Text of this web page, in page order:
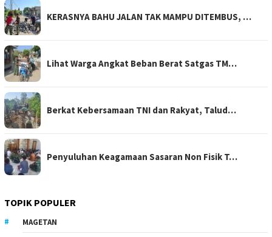
KERASNYA BAHU JALAN TAK MAMPU DITEMBUS, …
Lihat Warga Angkat Beban Berat Satgas TM…
Berkat Kebersamaan TNI dan Rakyat, Talud…
Penyuluhan Keagamaan Sasaran Non Fisik T…
TOPIK POPULER
MAGETAN